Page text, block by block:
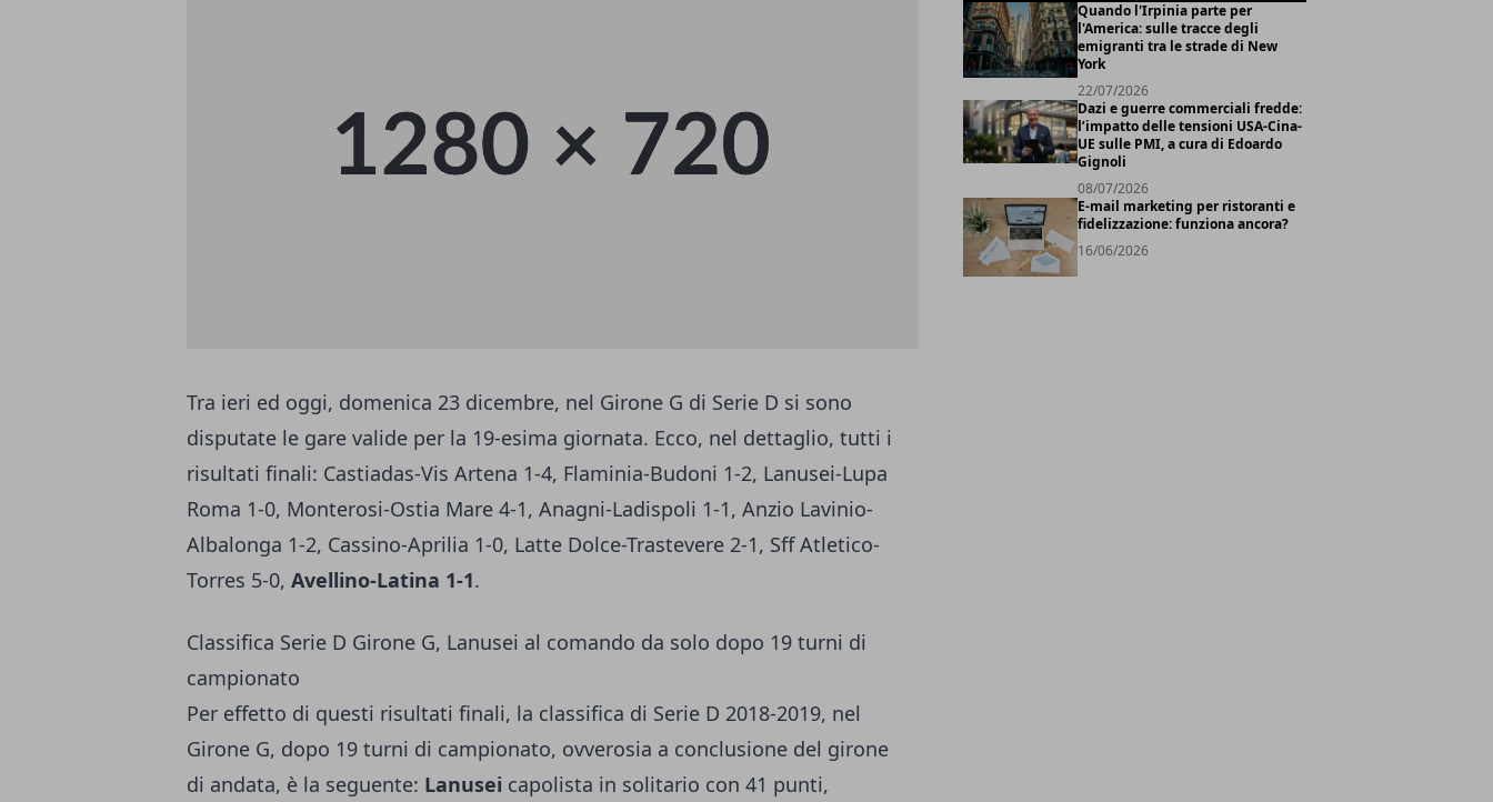
Tra ieri ed oggi, domenica 23 dicembre, nel Girone G di Serie D si sono
disputate le gare valide per la 19-esima giornata. Ecco, nel dettaglio, tutti i
risultati finali: Castiadas-Vis Artena 1-4, Flaminia-Budoni 1-2, Lanusei-Lupa
Roma 1-0, Monterosi-Ostia Mare 4-1, Anagni-Ladispoli 1-1, Anzio Lavinio-
Albalonga 1-2, Cassino-Aprilia 1-0, Latte Dolce-Trastevere 2-1, Sff Atletico-
Torres 5-0, Avellino-Latina 1-1.
Classifica Serie D Girone G, Lanusei al comando da solo dopo 19 turni di
campionato
Per effetto di questi risultati finali, la classifica di Serie D 2018-2019, nel
Girone G, dopo 19 turni di campionato, ovverosia a conclusione del girone
di andata, è la seguente: Lanusei capolista in solitario con 41 punti,
Quando l'Irpinia parte per
l'America: sulle tracce degli
emigranti tra le strade di New
York
22/07/2026
Dazi e guerre commerciali fredde:
l’impatto delle tensioni USA-Cina-
UE sulle PMI, a cura di Edoardo
Gignoli
08/07/2026
E-mail marketing per ristoranti e
fidelizzazione: funziona ancora?
16/06/2026